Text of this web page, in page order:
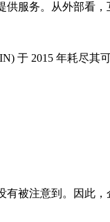
服务。从外部看，
于 2015 年耗尽其
被注意到。因此